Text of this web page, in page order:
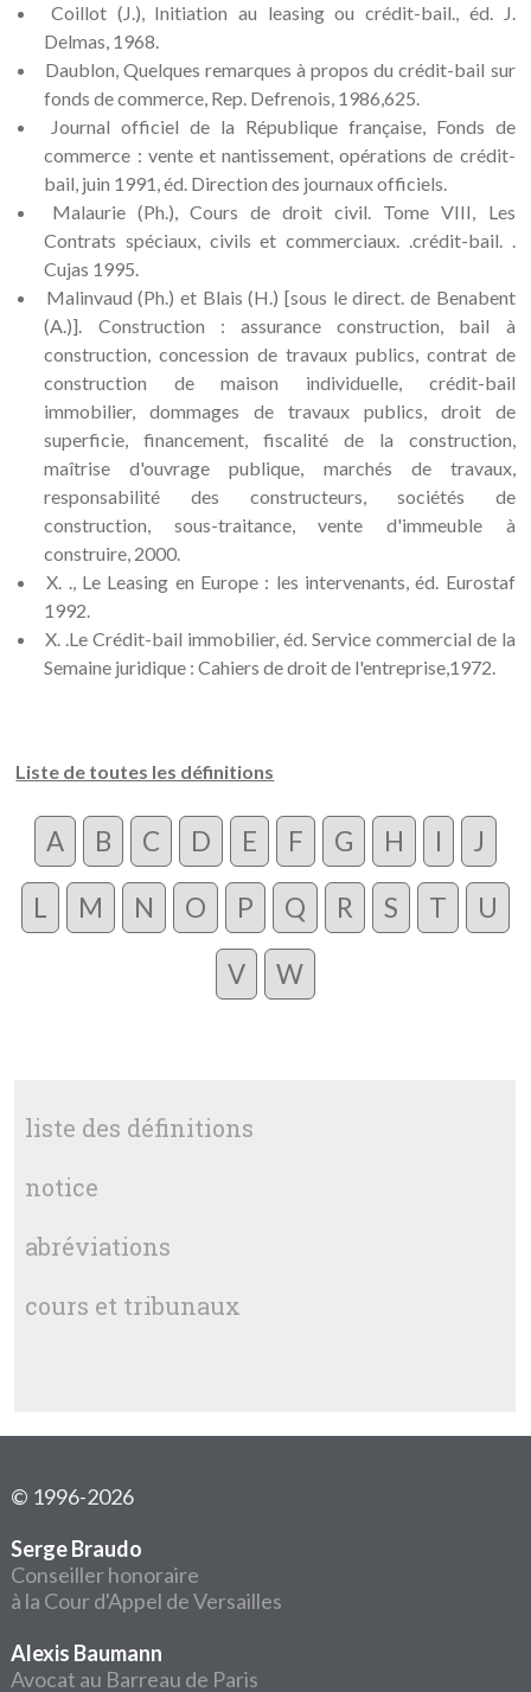
Coillot (J.), Initiation au leasing ou crédit-bail., éd. J.
Delmas, 1968.
Daublon, Quelques remarques à propos du crédit-bail sur
fonds de commerce, Rep. Defrenois, 1986,625.
Journal officiel de la République française, Fonds de
commerce : vente et nantissement, opérations de crédit-
bail, juin 1991, éd. Direction des journaux officiels.
Malaurie (Ph.), Cours de droit civil. Tome VIII, Les
Contrats spéciaux, civils et commerciaux. .crédit-bail. .
Cujas 1995.
Malinvaud (Ph.) et Blais (H.) [sous le direct. de Benabent
(A.)]. Construction : assurance construction, bail à
construction, concession de travaux publics, contrat de
construction de maison individuelle, crédit-bail
immobilier, dommages de travaux publics, droit de
superficie, financement, fiscalité de la construction,
maîtrise d'ouvrage publique, marchés de travaux,
responsabilité des constructeurs, sociétés de
construction, sous-traitance, vente d'immeuble à
construire, 2000.
X. ., Le Leasing en Europe : les intervenants, éd. Eurostaf
1992.
X. .Le Crédit-bail immobilier, éd. Service commercial de la
Semaine juridique : Cahiers de droit de l'entreprise,1972.
Liste de toutes les définitions
A B C D E F G H I J
L M N O P Q R S T U
V W
liste des définitions
notice
abréviations
cours et tribunaux
© 1996-2026
Serge Braudo
Conseiller honoraire
à la Cour d'Appel de Versailles
Alexis Baumann
Avocat au Barreau de Paris